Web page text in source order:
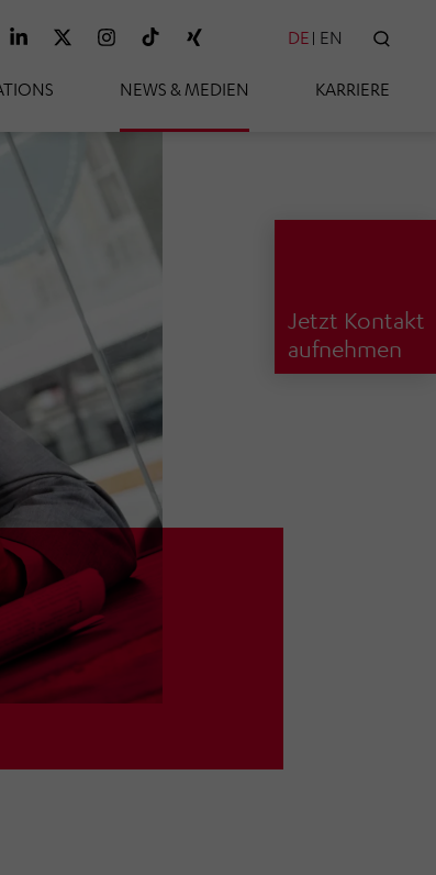
NEWS & MEDIEN KARRIERE
DE EN
Jetzt Kontakt
aufnehmen